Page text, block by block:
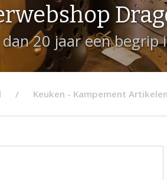
20 jaar een begrip
Keuken - Kampement Artikelen